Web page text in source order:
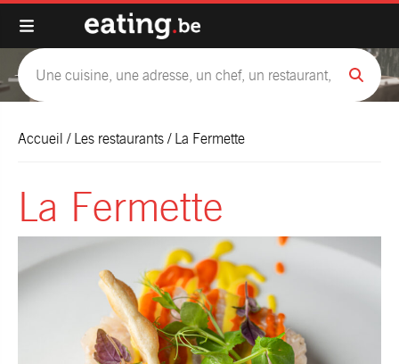
Accueil / Les restaurants / La Fermette
La Fermette